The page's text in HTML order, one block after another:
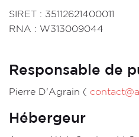
SIRET : 35112621400011
RNA : W313009044
Responsable de
Pierre D'Agrain (
Hébergeur